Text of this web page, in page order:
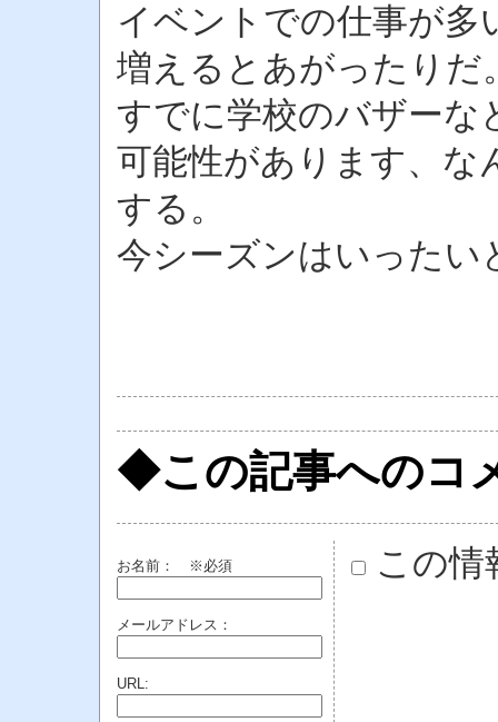
イベントでの仕事が
増えるとあがったりだ
すでに学校のバザーな
可能性があります、な
する。
今シーズンはいったい
◆この記事へのコ
お名前： ※必須
メールアドレス：
URL:
この情